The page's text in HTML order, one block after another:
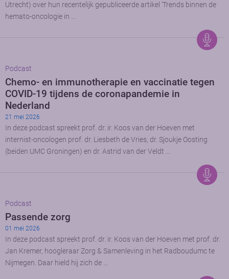
Utrecht) over hun recentelijk gepubliceerde artikel ‘Trends binnen de
hemato-oncologie in …
Podcast
Chemo- en immunotherapie en vaccinatie tegen
COVID-19 tijdens de coronapandemie in
Nederland
21 mei 2026
In deze podcast spreekt prof. dr. ir. Koos van der Hoeven met
internist-oncologen prof. dr. Liesbeth de Vries, dr. Sjoukje Oosting
(beiden UMC Groningen) en dr. Astrid van der Veldt …
Podcast
Passende zorg
01 mei 2026
In deze podcast spreekt prof. dr. ir. Koos van der Hoeven met prof. dr.
Jan Kremer, hoogleraar Zorg & Samenleving in het Radboudumc te
Nijmegen. Daar hield hij zich de …